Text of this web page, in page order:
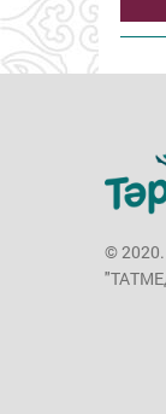
© 2020.